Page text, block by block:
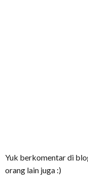
Yuk berkomentar di
orang lain juga :)